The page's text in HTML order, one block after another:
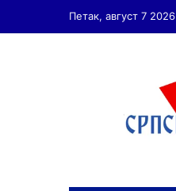
Петак, август 7 2026